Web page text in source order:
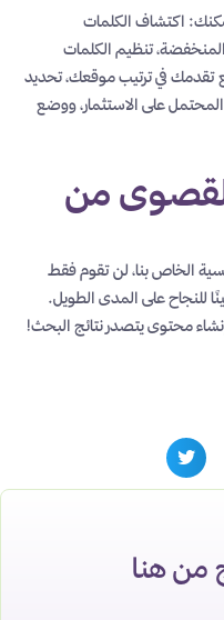
اكتشاف الكلمات
المنخفضة، تنظيم الكلمات
تقدمك في ترتيب موقعك، تحديد
المحتمل على الاستثمار، ووضع
من
الخاص بنا، لن تقوم فقط
للنجاح على المدى الطويل.
محتوى يتصدر نتائج البحث!
من هنا